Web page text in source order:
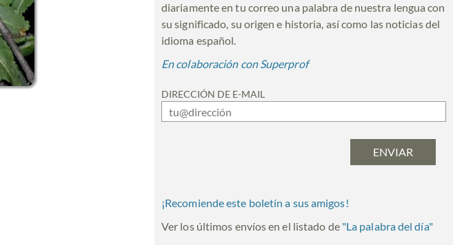
diariamente en tu correo una palabra de nuestra lengua con
su significado, su origen e historia, así como las noticias del
idioma español.
En colaboración con Superprof
DIRECCIÓN DE E-MAIL
¡Recomiende este boletín a sus amigos!
Ver los últimos envíos en el listado de "La palabra del día"